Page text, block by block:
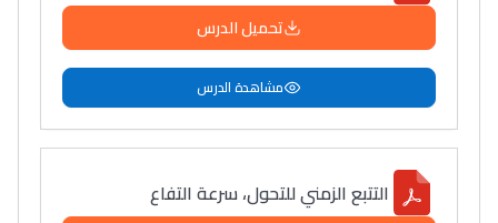
تحميل الدرس
مشاهدة الدرس
التتبع الزمني للتحول، سرعة التفاع